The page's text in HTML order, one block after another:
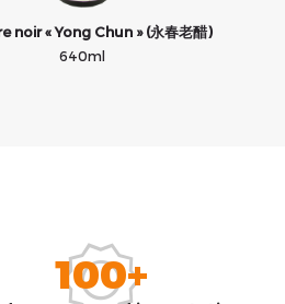
noir « Yong Chun » (永春老醋)
640ml
100+